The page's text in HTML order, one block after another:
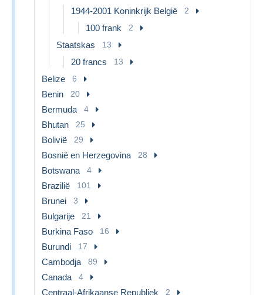
1944-2001 Koninkrijk België 2
100 frank 2
Staatskas 13
20 francs 13
Belize 6
Benin 20
Bermuda 4
Bhutan 25
Bolivië 29
Bosnië en Herzegovina 28
Botswana 4
Brazilië 101
Brunei 3
Bulgarije 21
Burkina Faso 16
Burundi 17
Cambodja 89
Canada 4
Centraal-Afrikaanse Republiek 2